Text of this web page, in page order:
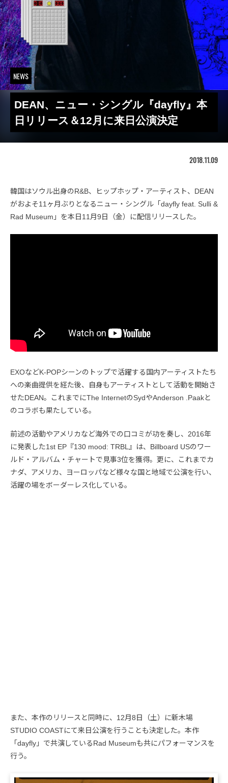
NEWS
DEAN、ニュー・シングル『dayfly』本
日リリース＆12月に来日公演決定
2018.11.09
韓国はソウル出身のR&B、ヒップホップ・アーティスト、DEAN
がおよそ11ヶ月ぶりとなるニュー・シングル「dayfly feat. Sulli &
Rad Museum」を本日11月9日（金）に配信リリースした。
EXOなどK-POPシーンのトップで活躍する国内アーティストたち
への楽曲提供を経た後、自身もアーティストとして活動を開始さ
せたDEAN。これまでにThe InternetのSydやAnderson .Paakと
のコラボも果たしている。
前述の活動やアメリカなど海外での口コミが功を奏し、2016年
に発表した1st EP『130 mood: TRBL』は、Billboard USのワー
ルド・アルバム・チャートで見事3位を獲得。更に、これまでカ
ナダ、アメリカ、ヨーロッパなど様々な国と地域で公演を行い、
活躍の場をボーダーレス化している。
また、本作のリリースと同時に、12月8日（土）に新木場
STUDIO COASTにて来日公演を行うことも決定した。本作
「dayfly」で共演しているRad Museumも共にパフォーマンスを
行う。